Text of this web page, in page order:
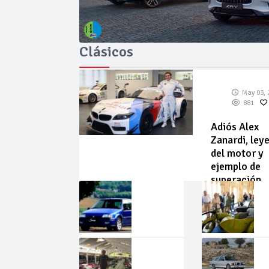
Clásicos
May 03,
881
Adiós Alex
Zanardi,
del motor y
ejemplo de
superación
May
Abr